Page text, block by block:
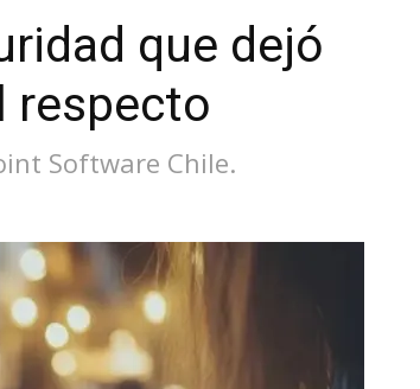
Chile
que dejó
respecto
Software Chile.